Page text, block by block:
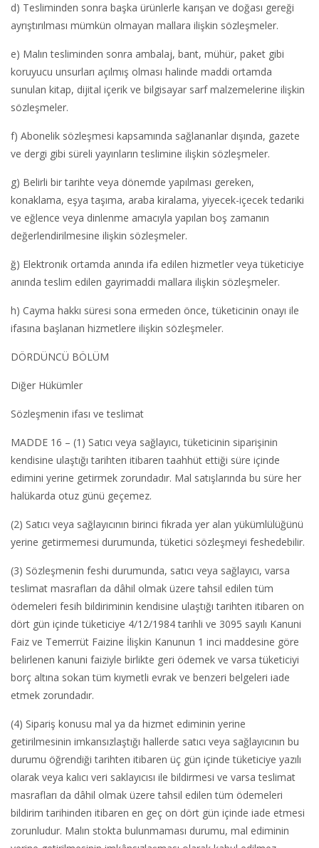
d) Tesliminden sonra başka ürünlerle karışan ve doğası gereği
ayrıştırılması mümkün olmayan mallara ilişkin sözleşmeler.
e) Malın tesliminden sonra ambalaj, bant, mühür, paket gibi
koruyucu unsurları açılmış olması halinde maddi ortamda
sunulan kitap, dijital içerik ve bilgisayar sarf malzemelerine ilişkin
sözleşmeler.
f) Abonelik sözleşmesi kapsamında sağlananlar dışında, gazete
ve dergi gibi süreli yayınların teslimine ilişkin sözleşmeler.
g) Belirli bir tarihte veya dönemde yapılması gereken,
konaklama, eşya taşıma, araba kiralama, yiyecek-içecek tedariki
ve eğlence veya dinlenme amacıyla yapılan boş zamanın
değerlendirilmesine ilişkin sözleşmeler.
ğ) Elektronik ortamda anında ifa edilen hizmetler veya tüketiciye
anında teslim edilen gayrimaddi mallara ilişkin sözleşmeler.
h) Cayma hakkı süresi sona ermeden önce, tüketicinin onayı ile
ifasına başlanan hizmetlere ilişkin sözleşmeler.
DÖRDÜNCÜ BÖLÜM
Diğer Hükümler
Sözleşmenin ifası ve teslimat
MADDE 16 – (1) Satıcı veya sağlayıcı, tüketicinin siparişinin
kendisine ulaştığı tarihten itibaren taahhüt ettiği süre içinde
edimini yerine getirmek zorundadır. Mal satışlarında bu süre her
halükarda otuz günü geçemez.
(2) Satıcı veya sağlayıcının birinci fıkrada yer alan yükümlülüğünü
yerine getirmemesi durumunda, tüketici sözleşmeyi feshedebilir.
(3) Sözleşmenin feshi durumunda, satıcı veya sağlayıcı, varsa
teslimat masrafları da dâhil olmak üzere tahsil edilen tüm
ödemeleri fesih bildiriminin kendisine ulaştığı tarihten itibaren on
dört gün içinde tüketiciye 4/12/1984 tarihli ve 3095 sayılı Kanuni
Faiz ve Temerrüt Faizine İlişkin Kanunun 1 inci maddesine göre
belirlenen kanuni faiziyle birlikte geri ödemek ve varsa tüketiciyi
borç altına sokan tüm kıymetli evrak ve benzeri belgeleri iade
etmek zorundadır.
(4) Sipariş konusu mal ya da hizmet ediminin yerine
getirilmesinin imkansızlaştığı hallerde satıcı veya sağlayıcının bu
durumu öğrendiği tarihten itibaren üç gün içinde tüketiciye yazılı
olarak veya kalıcı veri saklayıcısı ile bildirmesi ve varsa teslimat
masrafları da dâhil olmak üzere tahsil edilen tüm ödemeleri
bildirim tarihinden itibaren en geç on dört gün içinde iade etmesi
zorunludur. Malın stokta bulunmaması durumu, mal ediminin